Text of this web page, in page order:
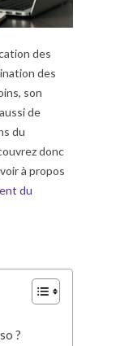
des
des
son
de
du
donc
à propos
du
?